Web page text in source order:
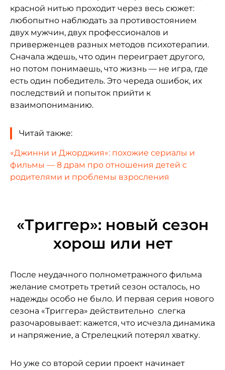
красной нитью проходит через весь сюжет:
любопытно наблюдать за противостоянием
двух мужчин, двух профессионалов и
приверженцев разных методов психотерапии.
Сначала ждешь, что один переиграет другого,
но потом понимаешь, что жизнь — не игра, где
есть один победитель. Это череда ошибок, их
последствий и попыток прийти к
взаимопониманию.
Читай также:
«Джинни и Джорджия»: похожие сериалы и
фильмы — 8 драм про отношения детей с
родителями и проблемы взросления
«Триггер»: новый сезон
хорош или нет
После неудачного полнометражного фильма
желание смотреть третий сезон осталось, но
надежды особо не было. И первая серия нового
сезона «Триггера» действительно слегка
разочаровывает: кажется, что исчезла динамика
и напряжение, а Стрелецкий потерял хватку.
Но уже со второй серии проект начинает